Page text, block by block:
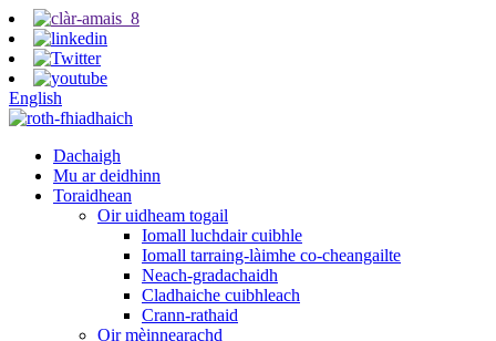
English
Dachaigh
Mu ar deidhinn
Toraidhean
Oir uidheam togail
Iomall luchdair cuibhle
Iomall tarraing-làimhe co-cheangailte
Neach-gradachaidh
Cladhaiche cuibhleach
Crann-rathaid
Oir mèinnearachd